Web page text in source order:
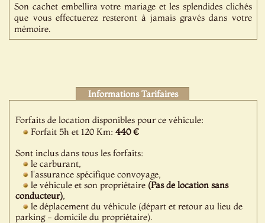
Son cachet embellira votre mariage et les splendides clichés
que vous effectuerez resteront à jamais gravés dans votre
mémoire.
Informations Tarifaires
Forfaits de location disponibles pour ce véhicule:
Forfait 5h et 120 Km:440 €
Sont inclus dans tous les forfaits:
le carburant,
l'assurance spécifique convoyage,
le véhicule et son propriétaire (Pas de location sans
conducteur),
le déplacement du véhicule (départ et retour au lieu de
parking - domicile du propriétaire).